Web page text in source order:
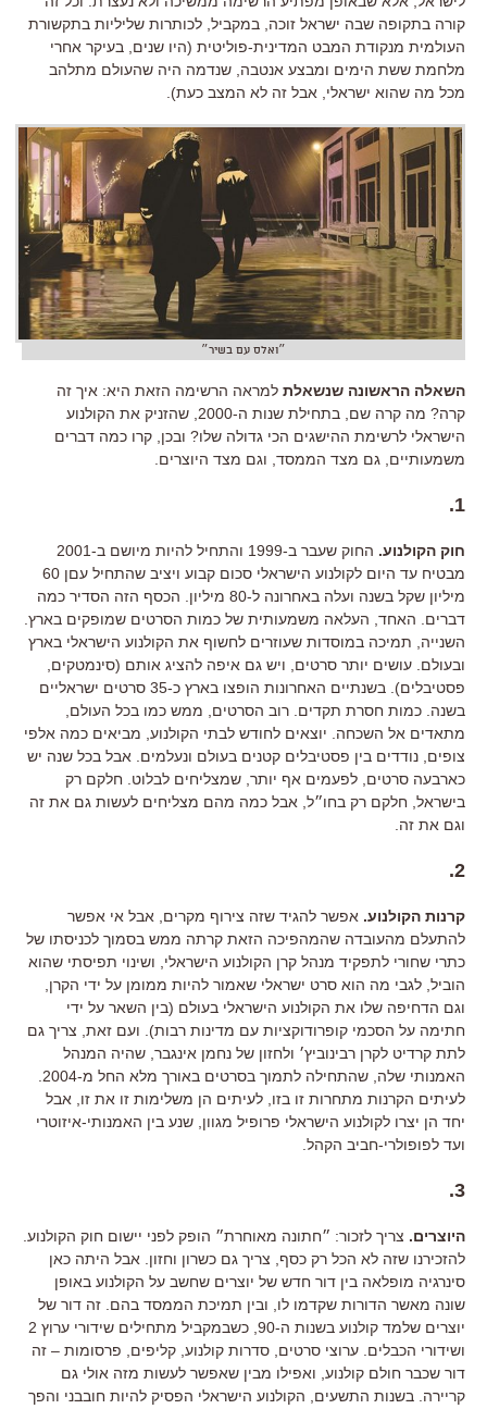
קורה בתקופה שבה ישראל זוכה, במקביל, לכותרות שליליות בתקשורת
העולמית מנקודת המבט המדינית-פוליטית (היו שנים, בעיקר אחרי
מלחמת ששת הימים ומבצע אנטבה, שנדמה היה שהעולם מתלהב
מכל מה שהוא ישראלי, אבל זה לא המצב כעת).
״ואלס עם בשיר״
השאלה הראשונה שנשאלת למראה הרשימה הזאת היא: איך זה
קרה? מה קרה שם, בתחילת שנות ה-2000, שהזניק את הקולנוע
הישראלי לרשימת ההישגים הכי גדולה שלו? ובכן, קרו כמה דברים
משמעותיים, גם מצד הממסד, וגם מצד היוצרים.
1.
חוק הקולנוע.
החוק שעבר ב-1999 והתחיל להיות מיושם ב-2001
מבטיח עד היום לקולנוע הישראלי סכום קבוע ויציב שהתחיל עםן 60
מיליון שקל בשנה ועלה באחרונה ל-80 מיליון. הכסף הזה הסדיר כמה
דברים. האחד, העלאה משמעותית של כמות הסרטים שמופקים בארץ.
השנייה, תמיכה במוסדות שעוזרים לחשוף את הקולנוע הישראלי בארץ
ובעולם. עושים יותר סרטים, ויש גם איפה להציג אותם (סינמטקים,
פסטיבלים). בשנתיים האחרונות הופצו בארץ כ-35 סרטים ישראליים
בשנה. כמות חסרת תקדים. רוב הסרטים, ממש כמו בכל העולם,
מתאדים אל השכחה. יוצאים לחודש לבתי הקולנוע, מביאים כמה אלפי
צופים, נודדים בין פסטיבלים קטנים בעולם ונעלמים. אבל בכל שנה יש
כארבעה סרטים, לפעמים אף יותר, שמצליחים לבלוט. חלקם רק
בישראל, חלקם רק בחו״ל, אבל כמה מהם מצליחים לעשות גם את זה
וגם את זה.
2.
קרנות הקולנוע. אפשר להגיד שזה צירוף מקרים, אבל אי אפשר
להתעלם מהעובדה שהמהפיכה הזאת קרתה ממש בסמוך לכניסתו של
כתרי שחורי לתפקיד מנהל קרן הקולנוע הישראלי, ושינוי תפיסתי שהוא
הוביל, לגבי מה הוא סרט ישראלי שאמור להיות ממומן על ידי הקרן,
וגם הדחיפה שלו את הקולנוע הישראלי בעולם (בין השאר על ידי
חתימה על הסכמי קופרודוקציות עם מדינות רבות). ועם זאת, צריך גם
לתת קרדיט לקרן רבינוביץ׳ ולחזון של נחמן אינגבר, שהיה המנהל
האמנותי שלה, שהתחילה לתמוך בסרטים באורך מלא החל מ-2004.
לעיתים הקרנות מתחרות זו בזו, לעיתים הן משלימות זו את זו, אבל
יחד הן יצרו לקולנוע הישראלי פרופיל מגוון, שנע בין האמנותי-איזוטרי
ועד לפופולרי-חביב הקהל.
3.
היוצרים. צריך לזכור: ״חתונה מאוחרת״ הופק לפני יישום חוק הקולנוע.
להזכירנו שזה לא הכל רק כסף, צריך גם כשרון וחזון. אבל היתה כאן
סינרגיה מופלאה בין דור חדש של יוצרים שחשב על הקולנוע באופן
שונה מאשר הדורות שקדמו לו, ובין תמיכת הממסד בהם. זה דור של
יוצרים שלמד קולנוע בשנות ה-90, כשבמקביל מתחילים שידורי ערוץ 2
ושידורי הכבלים. ערוצי סרטים, סדרות קולנוע, קליפים, פרסומות – זה
דור שכבר חולם קולנוע, ואפילו מבין שאפשר לעשות מזה אולי גם
קריירה. בשנות התשעים, הקולנוע הישראלי הפסיק להיות חובבני והפך